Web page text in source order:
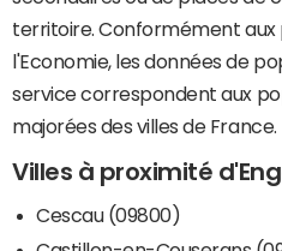
territoire. Conformément aux
l'Economie, les données de
service correspondent aux
majorées des villes de France.
Villes à proximité
Cescau (09800)